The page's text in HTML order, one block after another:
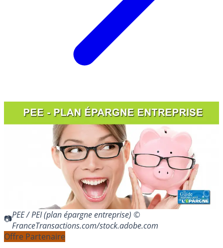
PEE / PEI (plan épargne entreprise) ©
FranceTransactions.com/stock.adobe.com
Offre Partenaire